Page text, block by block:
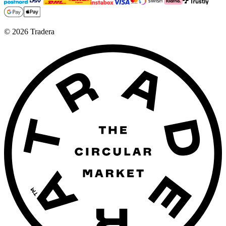
© 2026 Tradera